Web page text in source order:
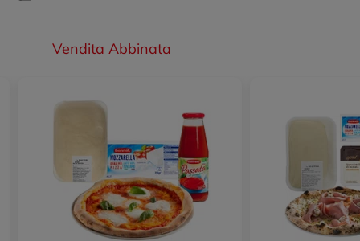
Vendita Abbinata